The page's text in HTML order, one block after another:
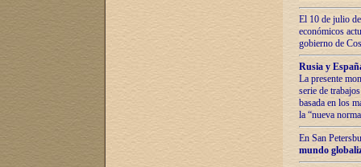
El 10 de julio
económicos
gobierno de
Rusia y
La presente
serie de
basada en los
la “nueva
En San
mundo